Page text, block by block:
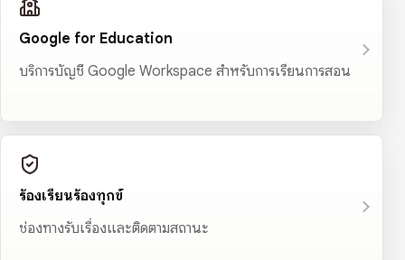
Google for Education
บริการบัญชี Google Workspace สำหรับการเรียนการสอน
ร้องเรียนร้องทุกข์
ช่องทางรับเรื่องและติดตามสถานะ